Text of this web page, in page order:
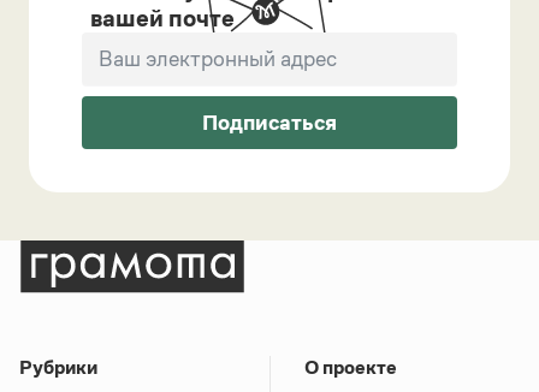
вашей почте
Подписаться
Рубрики О проекте